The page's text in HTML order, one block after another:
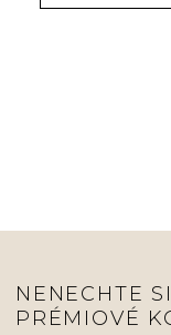
NENECHTE
PRÉMIOVÉ